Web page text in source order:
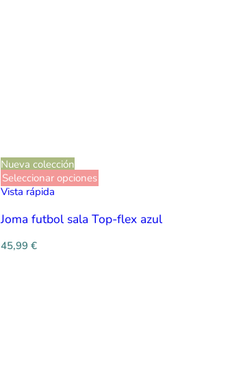
Nueva colección
Seleccionar opciones
Vista rápida
Joma futbol sala Top-flex azul
45,99 €